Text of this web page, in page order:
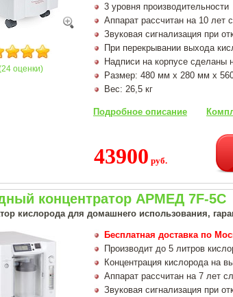
оценки)
3 уровня производительности
Аппарат рассчитан на 10 лет
Звуковая сигнализация при
При перекрывании выхода
Надписи на корпусе сделаны
Размер: 480 мм х 280 мм х
Вес: 26,5 кг
Подробное описание
43900 руб.
концентратор АРМЕД 7F-5C
кислорода для домашнего использования,
Бесплатная доставка по
Производит до 5 литров
Концентрация кислорода на
Аппарат рассчитан на 7 лет
Звуковая сигнализация при